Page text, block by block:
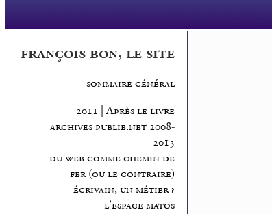
françois bon, le site
sommaire général
2011 | Après le livre
archives publie.net 2008-
2013
du web comme chemin de
fer (ou le contraire)
écrivain, un métier ?
l’espace matos